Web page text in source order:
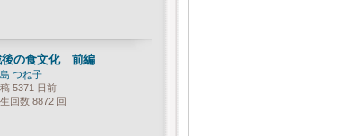
後の食文化 前編
つね子
5371 日前
回数 8872 回